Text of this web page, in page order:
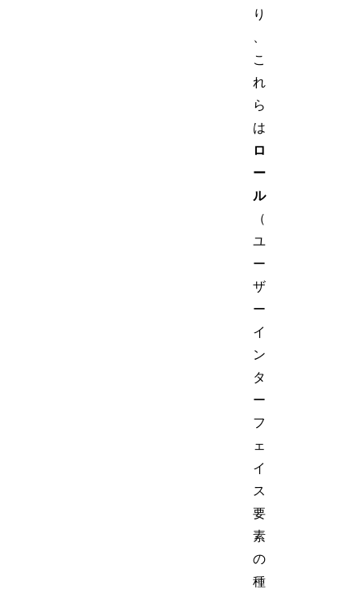
り
こ
れ
ら
は
ロ
ー
ル
（
ユ
ー
ザ
ー
イ
ン
タ
ー
フ
ェ
イ
ス
要
素
の
種